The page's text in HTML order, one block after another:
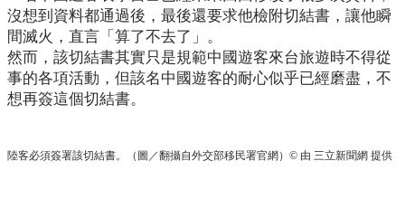
沒想到資料都通過後，最後還要求他檢附切結書，讓他瞬
間滅火，直言「算了不去了」。
然而，該切結書其實只是規範中國遊客來台旅遊時不得從
事的各項活動，但該名中國遊客的耐心似乎已經磨盡，不
想再簽這個切結書。
陸客必須簽署該切結書。（圖／翻攝自外交部移民署官網）© 由 三立新聞網 提供